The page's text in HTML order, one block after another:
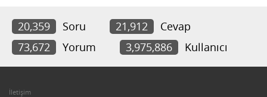
20,359 Soru 21,912
Cevap
73,672
Yorum 3,975,886 Kullanıcı
İletişim